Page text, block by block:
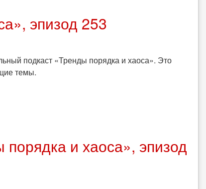
эпизод 253
подкаст «Тренды порядка и хаоса». Это
темы.
и хаоса», эпизод